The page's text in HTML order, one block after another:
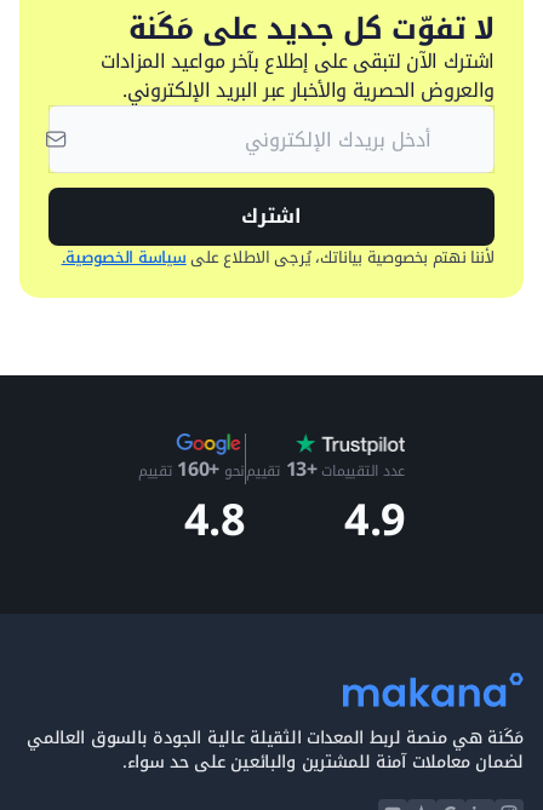
لا تفوّت كل جديد على مَكَنة
اشترك الآن لتبقى على إطلاع بآخر مواعيد المزادات
والعروض الحصرية والأخبار عبر البريد الإلكتروني.
اشترك
لأننا نهتم بخصوصية بياناتك، يُرجى الاطلاع علىسياسة الخصوصية.
عدد التقييمات+13 تقييم
4.9
نحو +160 تقييم
4.8
مَكَنة هي منصة لربط المعدات الثقيلة عالية الجودة بالسوق العالمي
لضمان معاملات آمنة للمشترين والبائعين على حد سواء.